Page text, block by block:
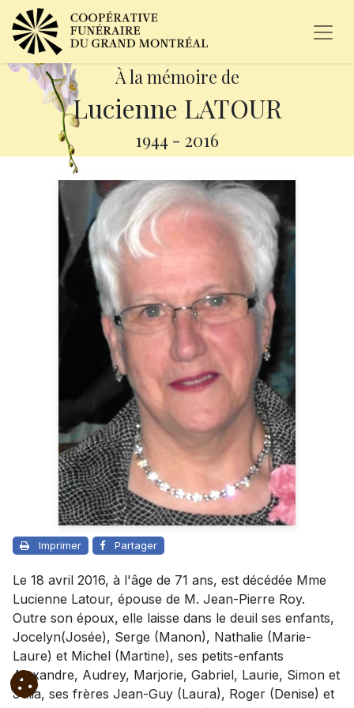
À la mémoire de
Lucienne LATOUR
1944 - 2016
Imprimer Partager
Le 18 avril 2016, à l'âge de 71 ans, est décédée Mme
Lucienne Latour, épouse de M. Jean-Pierre Roy.
Outre son époux, elle laisse dans le deuil ses enfants,
Jocelyn(Josée), Serge (Manon), Nathalie (Marie-
Laure) et Michel (Martine), ses petits-enfants
Alexandre, Audrey, Marjorie, Gabriel, Laurie, Simon et
Julia, ses frères Jean-Guy (Laura), Roger (Denise) et